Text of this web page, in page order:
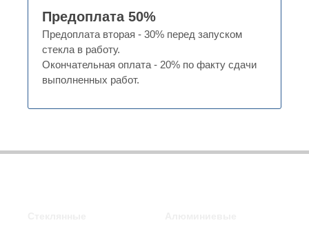
Предоплата 50%
Предоплата вторая - 30% перед запуском
стекла в работу.
Окончательная оплата - 20% по факту сдачи
выполненных работ.